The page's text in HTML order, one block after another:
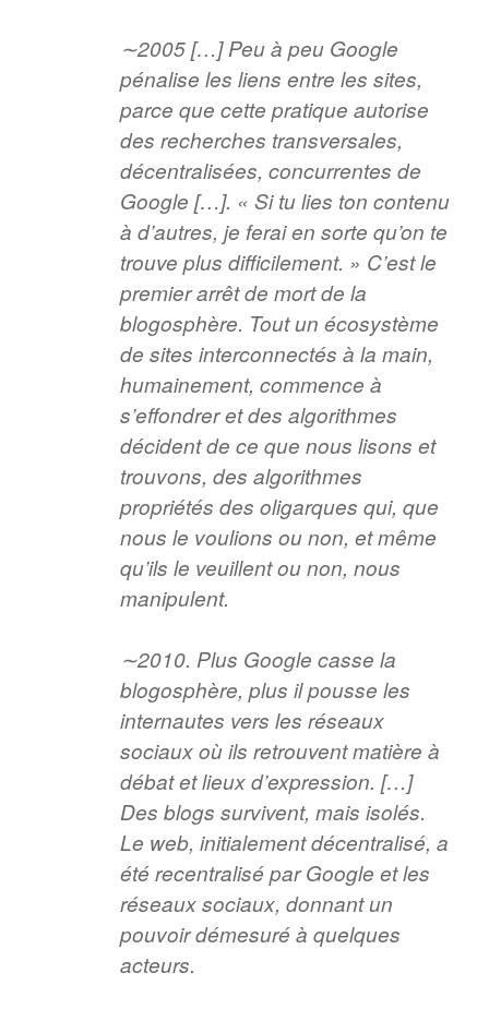
∼2005 […] Peu à peu Google
pénalise les liens entre les sites,
parce que cette pratique autorise
des recherches transversales,
décentralisées, concurrentes de
Google […]. « Si tu lies ton contenu
à d’autres, je ferai en sorte qu’on te
trouve plus difficilement. » C’est le
premier arrêt de mort de la
blogosphère. Tout un écosystème
de sites interconnectés à la main,
humainement, commence à
s’effondrer et des algorithmes
décident de ce que nous lisons et
trouvons, des algorithmes
propriétés des oligarques qui, que
nous le voulions ou non, et même
qu’ils le veuillent ou non, nous
manipulent.
∼2010. Plus Google casse la
blogosphère, plus il pousse les
internautes vers les réseaux
sociaux où ils retrouvent matière à
débat et lieux d’expression. […]
Des blogs survivent, mais isolés.
Le web, initialement décentralisé, a
été recentralisé par Google et les
réseaux sociaux, donnant un
pouvoir démesuré à quelques
acteurs.